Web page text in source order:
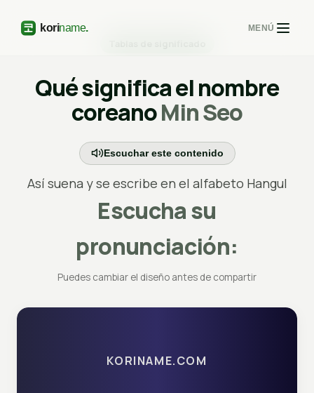
MENÚ
Qué significa el nombre
coreanoMin Seo
Escuchar este contenido
Así suena y se escribe en el alfabeto Hangul
Escucha su
pronunciación:
Puedes cambiar el diseño antes de compartir
KORINAME.COM